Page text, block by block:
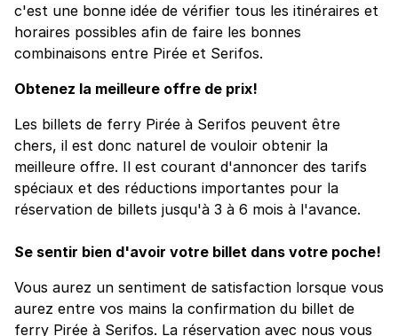
c'est une bonne idée de vérifier tous les itinéraires et
horaires possibles afin de faire les bonnes
combinaisons entre Pirée et Serifos.
Obtenez la meilleure offre de prix!
Les billets de ferry Pirée à Serifos peuvent être
chers, il est donc naturel de vouloir obtenir la
meilleure offre. Il est courant d'annoncer des tarifs
spéciaux et des réductions importantes pour la
réservation de billets jusqu'à 3 à 6 mois à l'avance.
Se sentir bien d'avoir votre billet dans votre poche!
Vous aurez un sentiment de satisfaction lorsque vous
aurez entre vos mains la confirmation du billet de
ferry Pirée à Serifos. La réservation avec nous vous